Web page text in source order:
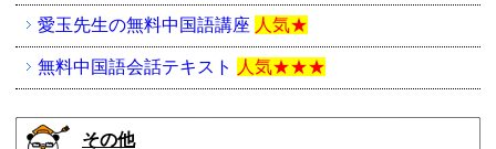
愛玉先生の無料中国語講座 人気★
無料中国語会話テキスト 人気★★★
その他